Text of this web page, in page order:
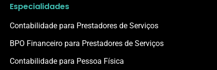
Especialidades
Contabilidade para Prestadores de Serviços
BPO Financeiro para Prestadores de Serviços
Contabilidade para Pessoa Física